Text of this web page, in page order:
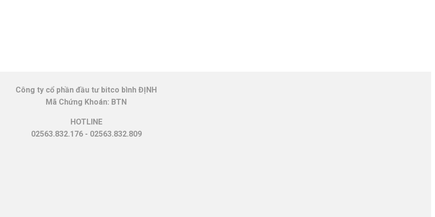
Công ty cổ phần đầu tư bitco bình ĐỊNH
Mã Chứng Khoán: BTN
HOTLINE
02563.832.176 - 02563.832.809